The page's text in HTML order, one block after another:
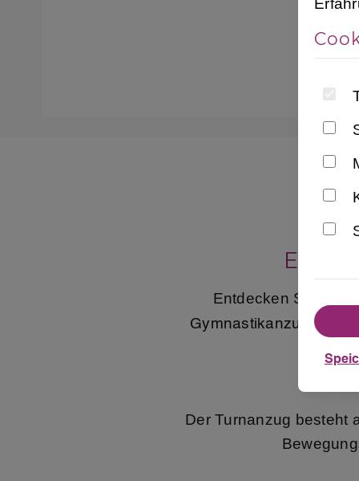
Entdecken Sie den
Gymnastikanzug
Der Turnanzug besteht